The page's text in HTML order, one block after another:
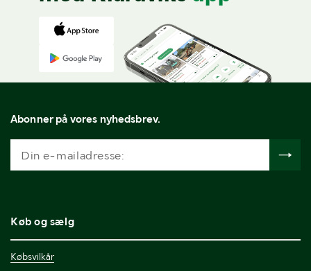
Abonner på vores nyhedsbrev.
Køb og sælg
Købsvilkår